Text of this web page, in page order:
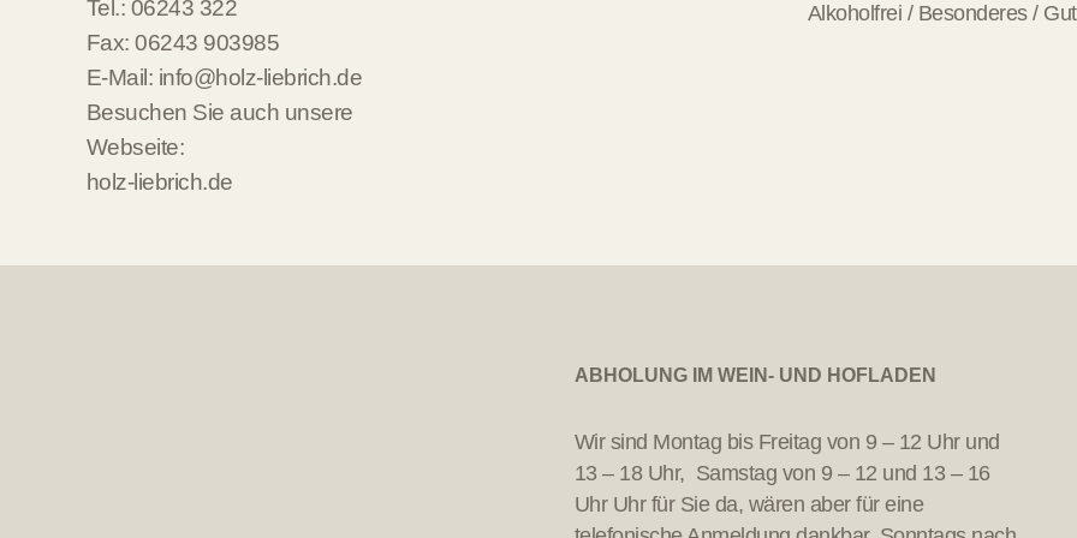
Tel.: 06243 322
Fax: 06243 903985
E-Mail: info@holz-liebrich.de
Besuchen Sie auch unsere
Webseite:
holz-liebrich.de
Alkoholfrei / Besonderes /
ABHOLUNG IM WEIN- UND HOFLADEN
Wir sind Montag bis Freitag von 9 – 12 Uhr und
13 – 18 Uhr, Samstag von 9 – 12 und 13 – 16
Uhr Uhr für Sie da, wären aber für eine